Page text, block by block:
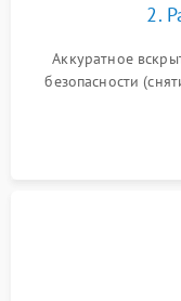
2.
Аккуратное
безопасности
и кистей для